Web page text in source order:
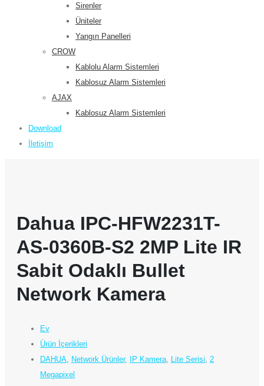
Sirenler
Üniteler
Yangın Panelleri
CROW
Kablolu Alarm Sistemleri
Kablosuz Alarm Sistemleri
AJAX
Kablosuz Alarm Sistemleri
Download
İletişim
Dahua IPC-HFW2231T-
AS-0360B-S2 2MP Lite IR
Sabit Odaklı Bullet
Network Kamera
Ev
Ürün İçerikleri
DAHUA, Network Ürünler, IP Kamera, Lite Serisi, 2
Megapixel